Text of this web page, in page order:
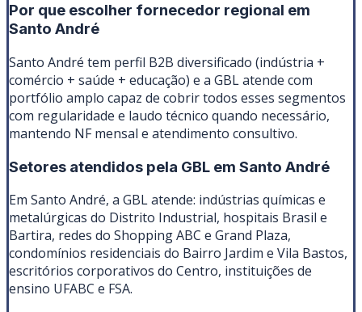
Por que escolher fornecedor regional em
Santo André
Santo André tem perfil B2B diversificado (indústria +
comércio + saúde + educação) e a GBL atende com
portfólio amplo capaz de cobrir todos esses segmentos
com regularidade e laudo técnico quando necessário,
mantendo NF mensal e atendimento consultivo.
Setores atendidos pela GBL em Santo André
Em Santo André, a GBL atende: indústrias químicas e
metalúrgicas do Distrito Industrial, hospitais Brasil e
Bartira, redes do Shopping ABC e Grand Plaza,
condomínios residenciais do Bairro Jardim e Vila Bastos,
escritórios corporativos do Centro, instituições de
ensino UFABC e FSA.